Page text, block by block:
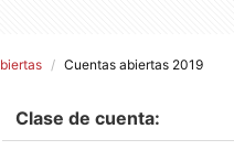
Cuentas abiertas 2019
Clase de cuenta: